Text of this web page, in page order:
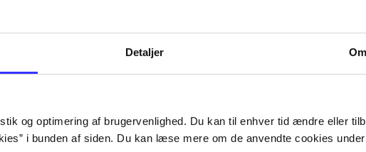
Detaljer Om
og optimering af brugervenlighed. Du kan til enhver tid ændre eller
i bunden af siden. Du kan læse mere om de anvendte cookies under